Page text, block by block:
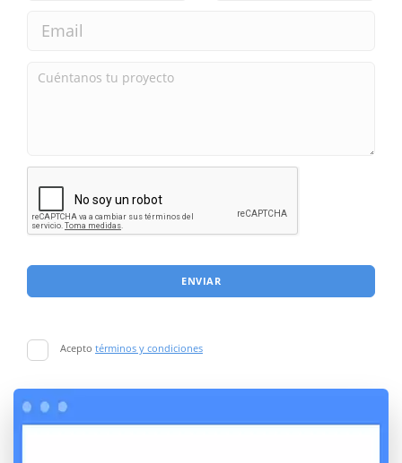
ENVIAR
Acepto términos y condiciones